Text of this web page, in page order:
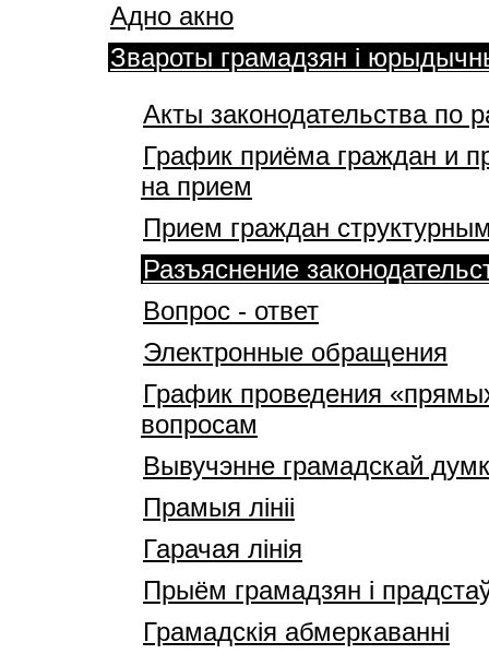
Адно акно
Звароты грамадзян і
Акты законодательства по
График приёма граждан и
на прием
Прием граждан
Разъяснение
Вопрос - ответ
Электронные обращения
График проведения
вопросам
Вывучэнне грамадскай
Прамыя лініі
Гарачая лінія
Прыём грамадзян і
Грамадскія абмеркаванні